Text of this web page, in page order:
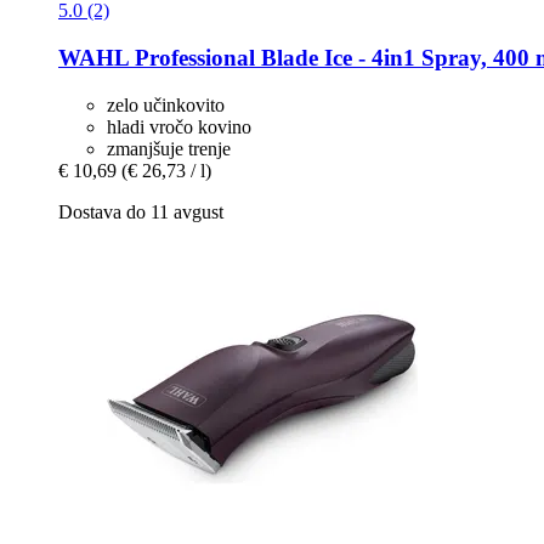
5.0 (2)
WAHL Professional Blade Ice -​ 4in1 Spray, 400
zelo učinkovito
hladi vročo kovino
zmanjšuje trenje
€ 10,69 (€ 26,73 / l)
Dostava do 11 avgust